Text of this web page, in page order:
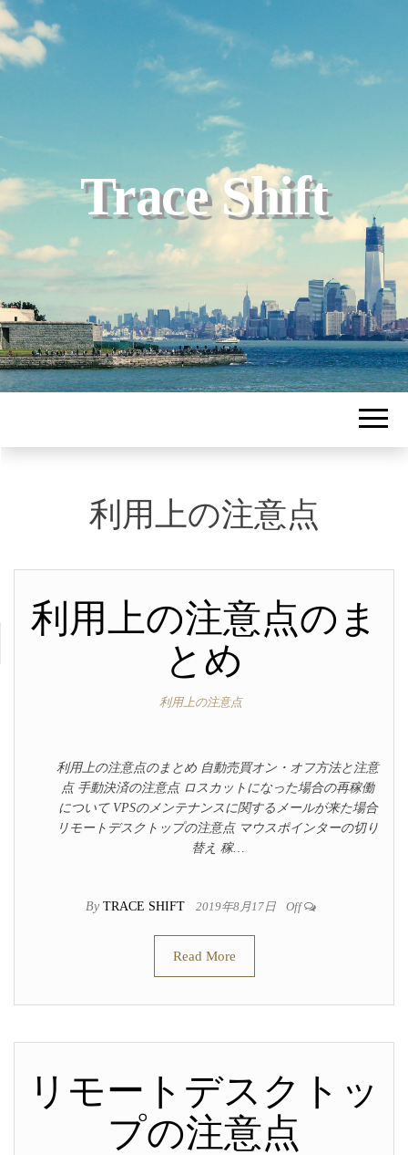
Trace Shift
利用上の注意点
利用上の注意点のま
とめ
利用上の注意点
利用上の注意点のまとめ 自動売買オン・オフ方法と注意
点 手動決済の注意点 ロスカットになった場合の再稼働
について VPSのメンテナンスに関するメールが来た場合
リモートデスクトップの注意点 マウスポインターの切り
替え 稼…
By TRACE SHIFT 2019年8月17日 Off
Read More
リモートデスクトッ
プの注意点